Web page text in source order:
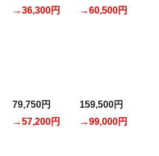
→36,300円
→60,500円
79,750円
→57,200円
159,500円
→99,000円